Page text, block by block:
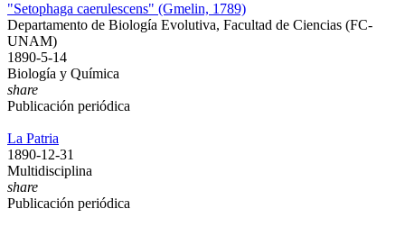
"Setophaga caerulescens" (Gmelin, 1789)
Departamento de Biología Evolutiva, Facultad de Ciencias (FC-
UNAM)
1890-5-14
Biología y Química
share
Publicación periódica
La Patria
1890-12-31
Multidisciplina
share
Publicación periódica